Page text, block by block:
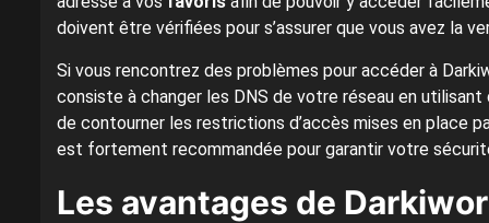
doivent être vérifiées pour s’assurer que vous avez la
Si vous rencontrez des problèmes pour accéder à
consiste à changer les DNS de votre réseau en
de contourner les restrictions d’accès mises en place
est fortement recommandée pour garantir votre
Les avantages de